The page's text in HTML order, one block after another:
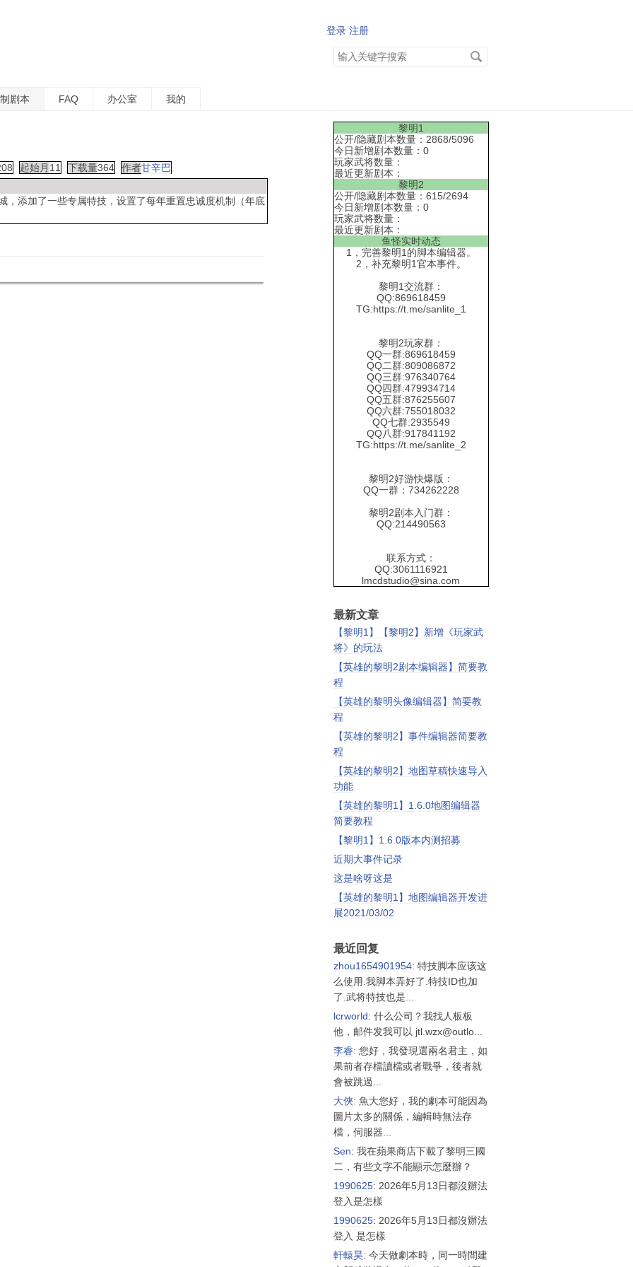
登录 注册
搜
索
剧本 FAQ 办公室 我的
起始月 11 下载量364 作者甘辛巴
，添加了一些专属特技，设置了每年重置忠诚度机制（年底
黎明1
公开/隐藏剧本数量：2868/5096
今日新增剧本数量：0
玩家武将数量：
最近更新剧本：
黎明2
公开/隐藏剧本数量：615/2694
今日新增剧本数量：0
玩家武将数量：
最近更新剧本：
鱼怪实时动态
1，完善黎明1的脚本编辑器。
2，补充黎明1官本事件。
黎明1交流群：
QQ:869618459
TG:https://t.me/sanlite_1
黎明2玩家群：
QQ一群:869618459
QQ二群:809086872
QQ三群:976340764
QQ四群:479934714
QQ五群:876255607
QQ六群:755018032
QQ七群:2935549
QQ八群:917841192
TG:https://t.me/sanlite_2
黎明2好游快爆版：
QQ一群：734262228
黎明2剧本入门群：
QQ:214490563
联系方式：
QQ:3061116921
lmcdstudio@sina.com
最新文章
【黎明1】【黎明2】新增《玩家武
将》的玩法
【英雄的黎明2剧本编辑器】简要教
程
【英雄的黎明头像编辑器】简要教
程
【英雄的黎明2】事件编辑器简要教
程
【英雄的黎明2】地图草稿快速导入
功能
【英雄的黎明1】1.6.0地图编辑器
简要教程
【黎明1】1.6.0版本内测招募
近期大事件记录
这是啥呀这是
【英雄的黎明1】地图编辑器开发进
展2021/03/02
最近回复
zhou1654901954: 特技脚本应该这
么使用.我脚本弄好了.特技ID也加
了.武将特技也是...
lcrworld: 什么公司？我找人板板
他，邮件发我可以 jtl.wzx@outlo...
李睿: 您好，我發現選兩名君主，如
果前者存檔讀檔或者戰爭，後者就
會被跳過...
大俠: 魚大您好，我的劇本可能因為
圖片太多的關係，編輯時無法存
檔，伺服器...
Sen: 我在蘋果商店下載了黎明三國
二，有些文字不能顯示怎麼辦？
1990625: 2026年5月13日都沒辦法
登入是怎樣
1990625: 2026年5月13日都沒辦法
登入 是怎樣
軒轅昊: 今天做劇本時，同一時間建